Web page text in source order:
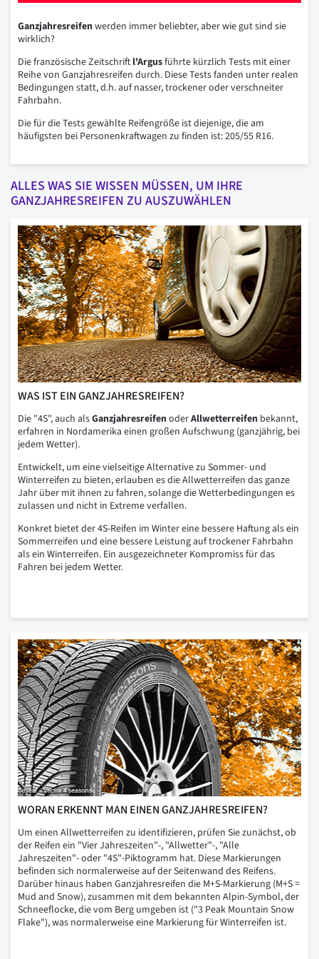
Ganzjahresreifenwerden immer beliebter, aber wie gut sind sie
wirklich?
Die französische Zeitschrift l'Argusführte kürzlich Tests mit einer
Reihe von Ganzjahresreifen durch. Diese Tests fanden unter realen
Bedingungen statt, d.h. auf nasser, trockener oder verschneiter
Fahrbahn.
Die für die Tests gewählte Reifengröße ist diejenige, die am
häufigsten bei Personenkraftwagen zu finden ist: 205/55 R16.
ALLES WAS SIE WISSEN MÜSSEN, UM IHRE
GANZJAHRESREIFEN ZU AUSZUWÄHLEN
WAS IST EIN GANZJAHRESREIFEN?
Die "4S", auch alsGanzjahresreifenoderAllwetterreifen bekannt,
erfahren in Nordamerika einen großen Aufschwung (ganzjährig, bei
jedem Wetter).
Entwickelt, um eine vielseitige Alternative zu Sommer- und
Winterreifen zu bieten, erlauben es die Allwetterreifen das ganze
Jahr über mit ihnen zu fahren, solange die Wetterbedingungen es
zulassen und nicht in Extreme verfallen.
Konkret bietet der 4S-Reifen im Winter eine bessere Haftung als ein
Sommerreifen und eine bessere Leistung auf trockener Fahrbahn
als ein Winterreifen. Ein ausgezeichneter Kompromiss für das
Fahren bei jedem Wetter.
WORAN ERKENNT MAN EINEN GANZJAHRESREIFEN?
Um einen Allwetterreifen zu identifizieren, prüfen Sie zunächst, ob
der Reifen ein "Vier Jahreszeiten"-, "Allwetter"-, "Alle
Jahreszeiten"- oder "4S"-Piktogramm hat. Diese Markierungen
befinden sich normalerweise auf der Seitenwand des Reifens.
Darüber hinaus haben Ganzjahresreifen die M+S-Markierung (M+S =
Mud and Snow), zusammen mit dem bekannten Alpin-Symbol, der
Schneeflocke, die vom Berg umgeben ist ("3 Peak Mountain Snow
Flake"), was normalerweise eine Markierung für Winterreifen ist.